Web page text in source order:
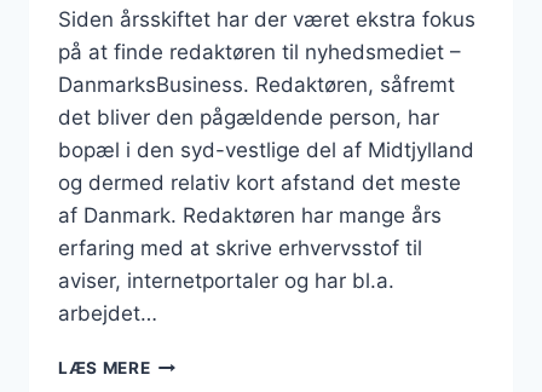
Siden årsskiftet har der været ekstra fokus
på at finde redaktøren til nyhedsmediet –
DanmarksBusiness. Redaktøren, såfremt
det bliver den pågældende person, har
bopæl i den syd-vestlige del af Midtjylland
og dermed relativ kort afstand det meste
af Danmark. Redaktøren har mange års
erfaring med at skrive erhvervsstof til
aviser, internetportaler og har bl.a.
arbejdet…
LÆS MEREDANMARKSBUSINESS